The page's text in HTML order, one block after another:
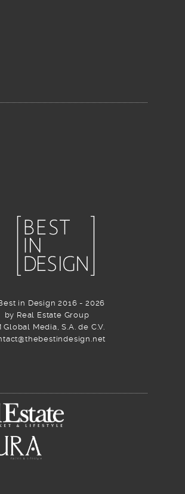
in Design 2016 - 2026
by Real Estate Group
Global Media, S.A. de C.V.